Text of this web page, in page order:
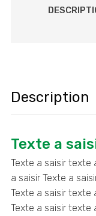
Description
Texte a
Texte a saisir texte
a saisir Texte a
Texte a saisir texte
Texte a saisir texte